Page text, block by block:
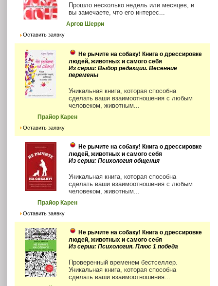
Прошло несколько недель или месяцев, и
вы замечаете, что его интерес...
Аргов Шерри
Оставить заявку
Не рычите на собаку! Книга о дрессировке
людей, животных и самого себя
Из серии: Выбор редакции. Весенние
перемены
Уникальная книга, которая способна
сделать ваши взаимоотношения с любым
человеком, животным...
Прайор Карен
Оставить заявку
Не рычите на собаку! Книга о дрессировке
людей, животных и самого себя
Из серии: Психология общения
Уникальная книга, которая способна
сделать ваши взаимоотношения с любым
человеком, животным...
Прайор Карен
Оставить заявку
Не рычите на собаку! Книга о дрессировке
людей, животных и самого себя
Из серии: Психология. Плюс 1 победа
Проверенный временем бестселлер.
Уникальная книга, которая способна
сделать ваши взаимоотношения...